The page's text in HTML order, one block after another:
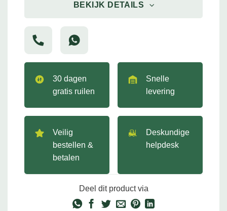
BEKIJK DETAILS
30 dagen
gratis ruilen
Snelle
levering
Veilig
bestellen &
betalen
Deskundige
helpdesk
Deel dit product via